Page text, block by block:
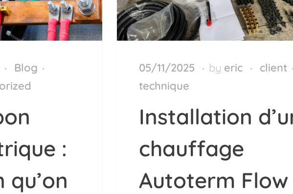
Blog
:
05/11/2025 by eric
client
technique
Installation
chauffage
Autoterm Flow